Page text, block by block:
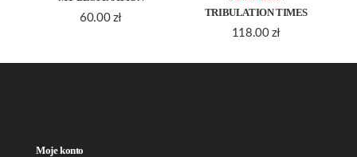
60.00 zł
TRIBULATION TIMES
118.00 zł
Moje konto